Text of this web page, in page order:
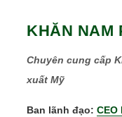
KHĂN NAM
Chuyên cung cấp
xuất Mỹ
Ban lãnh đạo: CEO